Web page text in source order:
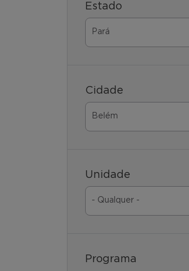
Estado
Cidade
Unidade
Programa